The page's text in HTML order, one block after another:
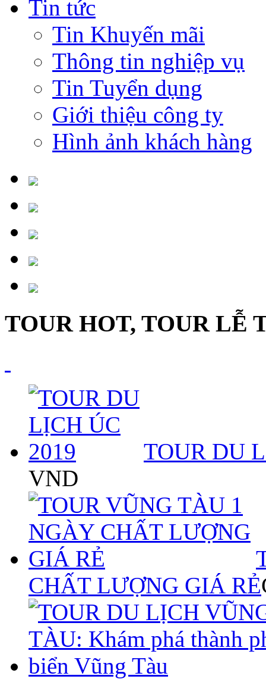
Tin tức
Tin Khuyến mãi
Thông tin nghiệp vụ
Tin Tuyển dụng
Giới thiệu công ty
Hình ảnh khách hàng
TOUR HOT, TOUR LỄ
TOUR DU
VND
CHẤT LƯỢNG GIÁ RẺ